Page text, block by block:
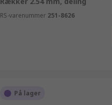
RS-varenummer 251-8626
På lager